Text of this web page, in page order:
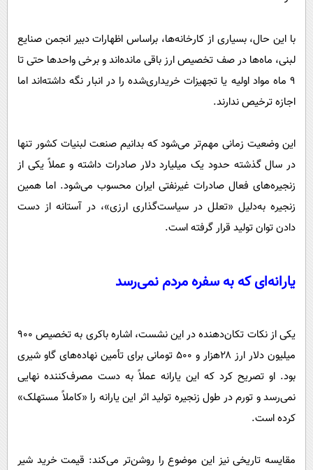
با این حال، بسیاری از کارخانه‌ها، براساس اظهارات دبیر انجمن صنایع
لبنی، ماه‌ها در صف تخصیص ارز باقی مانده‌اند و برخی واحدها حتی تا
۹ ماه مواد اولیه یا تجهیزات خریداری‌شده را در انبار نگه داشته‌اند اما
اجازه ترخیص ندارند.
این وضعیت زمانی مهم‌تر می‌شود که بدانیم صنعت لبنیات کشور تنها
در سال گذشته حدود یک میلیارد دلار صادرات داشته و عملاً یکی از
زنجیره‌های فعال صادرات غیرنفتی ایران محسوب می‌شود. اما همین
زنجیره به‌دلیل «تعلل در سیاست‌گذاری ارزی»، در آستانه از دست
دادن توان تولید قرار گرفته است.
یارانه‌ای که به سفره مردم نمی‌رسد
یکی از نکات تکان‌دهنده در این نشست، اشاره باکری به تخصیص ۹۰۰
میلیون دلار ارز ۲۸هزار و ۵۰۰ تومانی برای تأمین نهاده‌های گاو شیری
بود. او تصریح کرد که این یارانه عملاً به دست مصرف‌کننده نهایی
نمی‌رسد و تورم در طول زنجیره تولید اثر این یارانه را «کاملاً مستهلک»
کرده است.
مقایسه تاریخی نیز این موضوع را روشن‌تر می‌کند: قیمت خرید شیر